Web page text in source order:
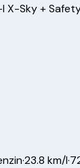
X-Sky +
·23.8 km/l·